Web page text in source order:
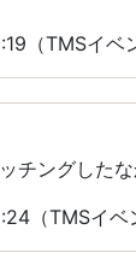
（TMSイベ
チングした
（TMSイベ